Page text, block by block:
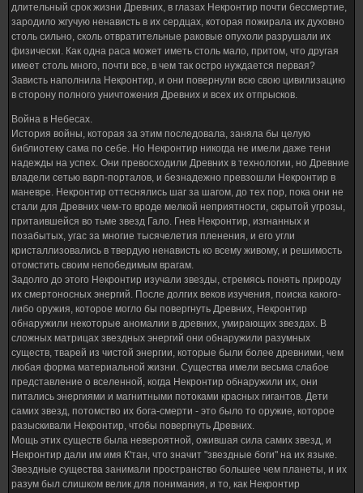
длительный срок жизни Древних, в глазах Некронтир почти бессмертие,
зародило жгучую ненависть в их сердцах, которая пожирала их духовно
столь сильно, сколь отвратительные раковые опухоли разрушали их
физически. Как одна раса может иметь столь мало, притом, что другая
имеет столь много, почти все, в чем так остро нуждается первая?
Зависть наполнила Некронтир, и они повернули всю свою цивилизацию
в сторону полного уничтожения Древних и всех их отпрысков.
Война в Небесах.
История войны, которая за этим последовала, заняла бы целую
библиотеку сама по себе. Но Некронтир никогда не имели даже тени
надежды на успех. Они превосходили Древних в технологии, но Древние
владели сетью варп-порталов, и безнадежно превзошли Некронтир в
маневре. Некронтир оттеснялись шаг за шагом, до тех пор, пока они не
стали для Древних чем-то вроде мелкой неприятности, скрытой угрозы,
притаившейся во тьме звезд Гало. Гнев Некронтир, изгнанных и
позабытых, угас за многие тысячелетия пленения, и его угли
кристаллизовались в твердую ненависть ко всему живому, и решимость
отомстить своим непобедимым врагам.
Задолго до этого Некронтир изучали звезды, стремясь понять природу
их смертоносных энергий. После долгих веков изучения, поиска какого-
либо оружия, которое могло бы повергнуть Древних, Некронтир
обнаружили некоторые аномалии в древних, умирающих звездах. В
сложных матрицах звездных энергий они обнаружили разумных
существ, тварей из чистой энергии, которые были более древними, чем
любая форма материальной жизни. Существа имели весьма слабое
представление о вселенной, когда Некронтир обнаружили их, они
питались энергиями и магнитными потоками красных гигантов. Дети
самих звезд, потомство их бога-смерти - это было то оружие, которое
разыскивали Некронтир, чтобы повергнуть Древних.
Мощь этих существ была невероятной, ожившая сила самих звезд, и
Некронтир дали им имя К'тан, что значит "звездные боги" на их языке.
Звездные существа занимали пространство большее чем планеты, и их
разум был слишком велик для понимания, и то, как Некронтир